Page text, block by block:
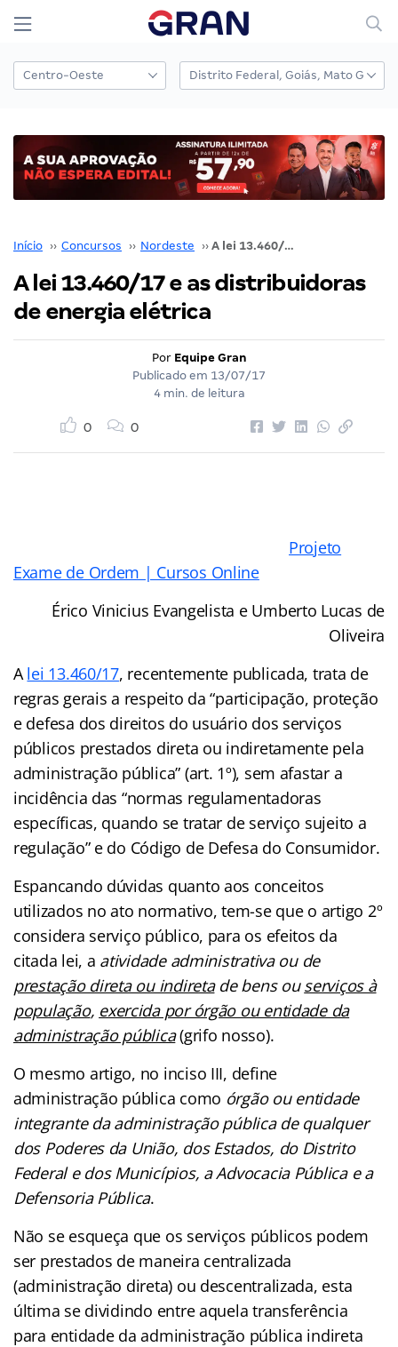
Início ›› Concursos ›› Nordeste ›› A lei 13.460/17 e as distribuidoras de energia elétrica
A lei 13.460/17 e as distribuidoras
de energia elétrica
Por Equipe Gran
Publicado em 13/07/17
4 min. de leitura
0 0
Projeto
Exame de Ordem | Cursos Online
Érico Vinicius Evangelista e Umberto Lucas de
Oliveira
Alei 13.460/17, recentemente publicada, trata de
regras gerais a respeito da “participação, proteção
e defesa dos direitos do usuário dos serviços
públicos prestados direta ou indiretamente pela
administração pública” (art. 1º), sem afastar a
incidência das “normas regulamentadoras
específicas, quando se tratar de serviço sujeito a
regulação” e do Código de Defesa do Consumidor.
Espancando dúvidas quanto aos conceitos
utilizados no ato normativo, tem-se que o artigo 2º
considera serviço público, para os efeitos da
citada lei, a atividade administrativa ou de
prestação direta ou indiretade bens ouserviços à
população, exercida por órgão ou entidade da
administração pública(grifo nosso).
O mesmo artigo, no inciso III, define
administração pública como órgão ou entidade
integrante da administração pública de qualquer
dos Poderes da União, dos Estados, do Distrito
Federal e dos Municípios, a Advocacia Pública e a
Defensoria Pública.
Não se esqueça que os serviços públicos podem
ser prestados de maneira centralizada
(administração direta) ou descentralizada, esta
última se dividindo entre aquela transferência
para entidade da administração pública indireta